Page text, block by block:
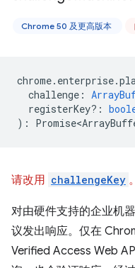
Chrome 50 及更高版本
chrome. enterprise.
challenge :
registerKey? :
) :
请改用 challengeKey 。
对由硬件支持的企业机
议发出响应。仅在
Verified Access Web